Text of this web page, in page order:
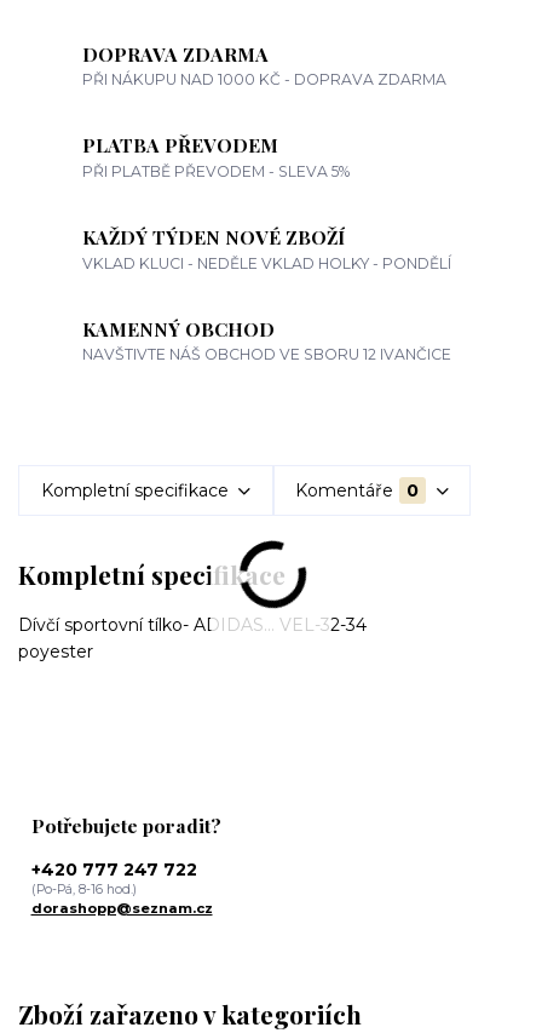
DOPRAVA ZDARMA
PŘI NÁKUPU NAD 1000 KČ - DOPRAVA ZDARMA
PLATBA PŘEVODEM
PŘI PLATBĚ PŘEVODEM - SLEVA 5%
KAŽDÝ TÝDEN NOVÉ ZBOŽÍ
VKLAD KLUCI - NEDĚLE VKLAD HOLKY - PONDĚLÍ
KAMENNÝ OBCHOD
NAVŠTIVTE NÁŠ OBCHOD VE SBORU 12 IVANČICE
Kompletní specifikace Komentáře 0
Kompletní specifikace
Dívčí sportovní tílko- ADIDAS... VEL-32-34
poyester
Zboží zařazeno v kategoriích
Potřebujete poradit?
+420 777 247 722
(Po-Pá, 8-16 hod.)
dorashopp@seznam.cz